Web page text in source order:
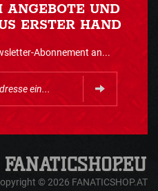
ANGEBOTE UND
ERSTER HAND
Abonnement an...
© 2026 FANATICSHOP.AT